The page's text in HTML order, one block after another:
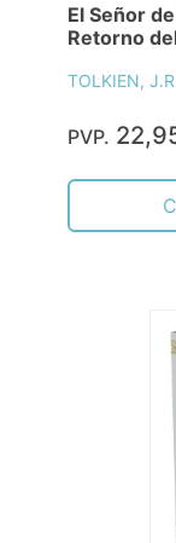
El Señor
Retorno
TOLKIEN,
PVP.